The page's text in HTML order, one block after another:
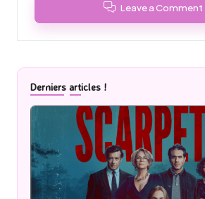
Leave a Comment
Derniers articles !